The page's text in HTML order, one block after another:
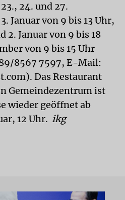
24. und 27.
Januar von 9 bis 13 Uhr,
2. Januar von 9 bis 18
von 9 bis 15 Uhr
8567 7597, E-Mail:
Das Restaurant
Gemeindezentrum ist
wieder geöffnet ab
12 Uhr. ikg